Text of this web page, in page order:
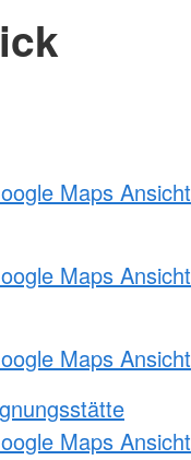
Maps Ansicht
Maps Ansicht
Maps Ansicht
Maps Ansicht